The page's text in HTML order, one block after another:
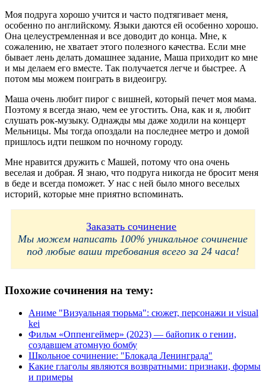
Моя подруга хорошо учится и часто подтягивает меня,
особенно по английскому. Языки даются ей особенно хорошо.
Она целеустремленная и все доводит до конца. Мне, к
сожалению, не хватает этого полезного качества. Если мне
бывает лень делать домашнее задание, Маша приходит ко мне
и мы делаем его вместе. Так получается легче и быстрее. А
потом мы можем поиграть в видеоигру.
Маша очень любит пирог с вишней, который печет моя мама.
Поэтому я всегда знаю, чем ее угостить. Она, как и я, любит
слушать рок-музыку. Однажды мы даже ходили на концерт
Мельницы. Мы тогда опоздали на последнее метро и домой
пришлось идти пешком по ночному городу.
Мне нравится дружить с Машей, потому что она очень
веселая и добрая. Я знаю, что подруга никогда не бросит меня
в беде и всегда поможет. У нас с ней было много веселых
историй, которые мне приятно вспоминать.
Заказать сочинение
Мы можем написать 100% уникальное сочинение
под любые ваши требования всего за 24 часа!
Похожие сочинения на тему:
Аниме "Визуальная тюрьма": сюжет, персонажи и visual
kei
Фильм «Оппенгеймер» (2023) — байопик о гении,
создавшем атомную бомбу
Школьное сочинение: "Блокада Ленинграда"
Какие глаголы являются возвратными: признаки, формы
и примеры